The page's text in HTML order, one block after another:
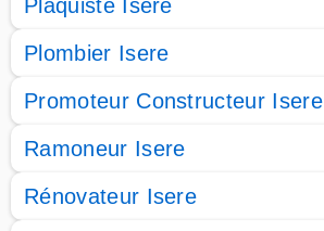
Plaquiste Isere
Plombier Isere
Promoteur Constructeur Isere
Ramoneur Isere
Rénovateur Isere